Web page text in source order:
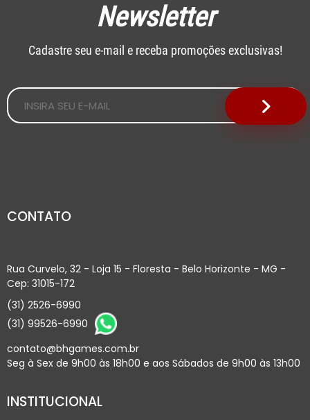
Newsletter
Cadastre seu e-mail e receba promoções exclusivas!
CONTATO
Rua Curvelo, 32 - Loja 15 - Floresta - Belo Horizonte - MG -
Cep: 31015-172
(31) 2526-6990
(31) 99526-6990
contato@bhgames.com.br
Seg à Sex de 9h00 às 18h00 e aos Sábados de 9h00 às 13h00
INSTITUCIONAL